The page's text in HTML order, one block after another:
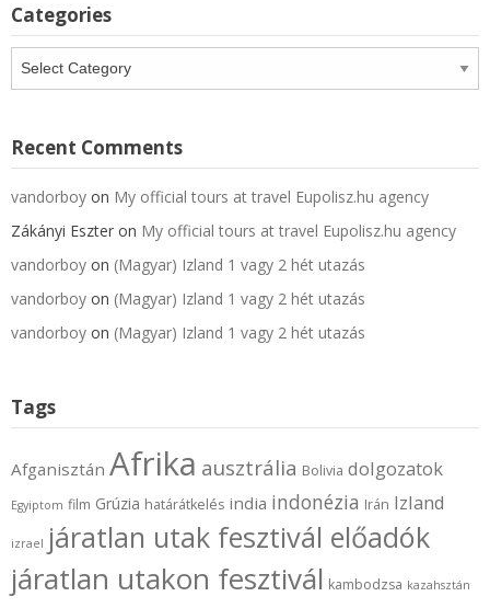
Categories
Recent Comments
vandorboy on My official tours at travel Eupolisz.hu agency
Zákányi Eszter on My official tours at travel Eupolisz.hu agency
vandorboy on (Magyar) Izland 1 vagy 2 hét utazás
vandorboy on (Magyar) Izland 1 vagy 2 hét utazás
vandorboy on (Magyar) Izland 1 vagy 2 hét utazás
Tags
Afganisztán Afrika ausztrália Bolivia dolgozatok
Egyiptom film Grúzia határátkelés india indonézia Irán Izland
izrael járatlan utak fesztivál előadók
járatlan utakon fesztivál kambodzsa kazahsztán